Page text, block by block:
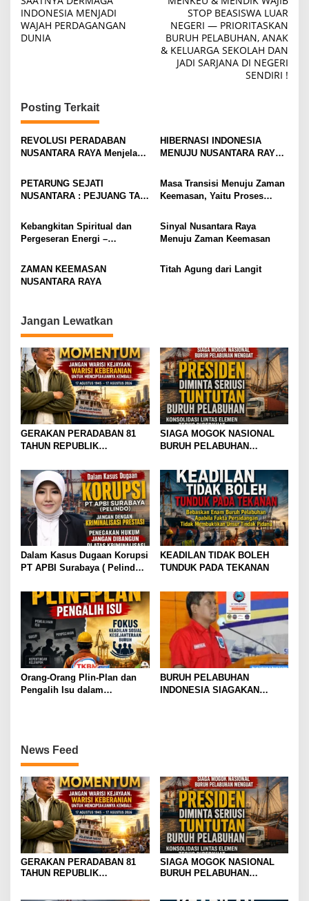
v
i
g
i
p
o
s
INDONESIA MENJADI
WAJAH PERDAGANGAN
DUNIA
STOP BEASISWA LUAR
NEGERI — PRIORITASKAN
BURUH PELABUHAN, ANAK
& KELUARGA SEKOLAH DAN
JADI SARJANA DI NEGERI
SENDIRI !
Posting Terkait
REVOLUSI PERADABAN
NUSANTARA RAYA Menjelang
Kelapa (1527–2027),
Momentum Kebangkitan
HIBERNASI INDONESIA
MENUJU NUSANTARA RAYA
dari Tidur Panjang
Sejarahnya
PETARUNG SEJATI
NUSANTARA : PEJUANG TAK
Masa Transisi Menuju Zaman
Keemasan, Yaitu Proses
Sangat Dalam Dan Penuh
Makna
Kebangkitan Spiritual dan
Pergeseran Energi –
Penyembuhan Untuk Bumi
Sinyal Nusantara Raya
Menuju Zaman Keemasan
ZAMAN KEEMASAN
NUSANTARA RAYA
Titah Agung dari Langit
Jangan Lewatkan
GERAKAN PERADABAN 81
TAHUN REPUBLIK
MOMENTUM JANGAN WARISI
KEJAYAAN. WARISI
KEBERANIAN UNTUK
MENCIPTAKANNYA KEMBALI
SIAGA MOGOK NASIONAL
BURUH PELABUHAN
DIMINTA SERIUSI TUNTUTAN
BURUH PELABUHAN,
KONSOLIDASI LINTAS
ELEMEN DEWAN BURUH
PELABUHAN INDONESIA
TERUS DIPERKUAT
Dalam Kasus Dugaan Korupsi
PT APBI Surabaya ( Pelindo
Prestasi Penegakan Hukum
Jangan Dibangun di Atas
Kriminalisasi
KEADILAN TIDAK BOLEH
TUNDUK PADA TEKANAN
Orang-Orang Plin-Plan dan
Pengalih Isu dalam
BURUH PELABUHAN
INDONESIA SIAGAKAN
News Feed
GERAKAN PERADABAN 81
TAHUN REPUBLIK
SIAGA MOGOK NASIONAL
BURUH PELABUHAN